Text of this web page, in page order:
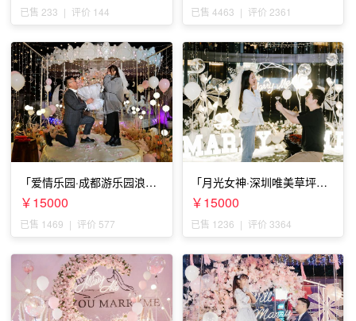
已售 233 | 评价 144 已售 4463 | 评价 2361
「爱情乐园·成都游乐园浪漫
求婚」
￥15000
已售 1469 | 评价 577
「月光女神·深圳唯美草坪浪
漫求婚」
￥15000
已售 1236 | 评价 3364